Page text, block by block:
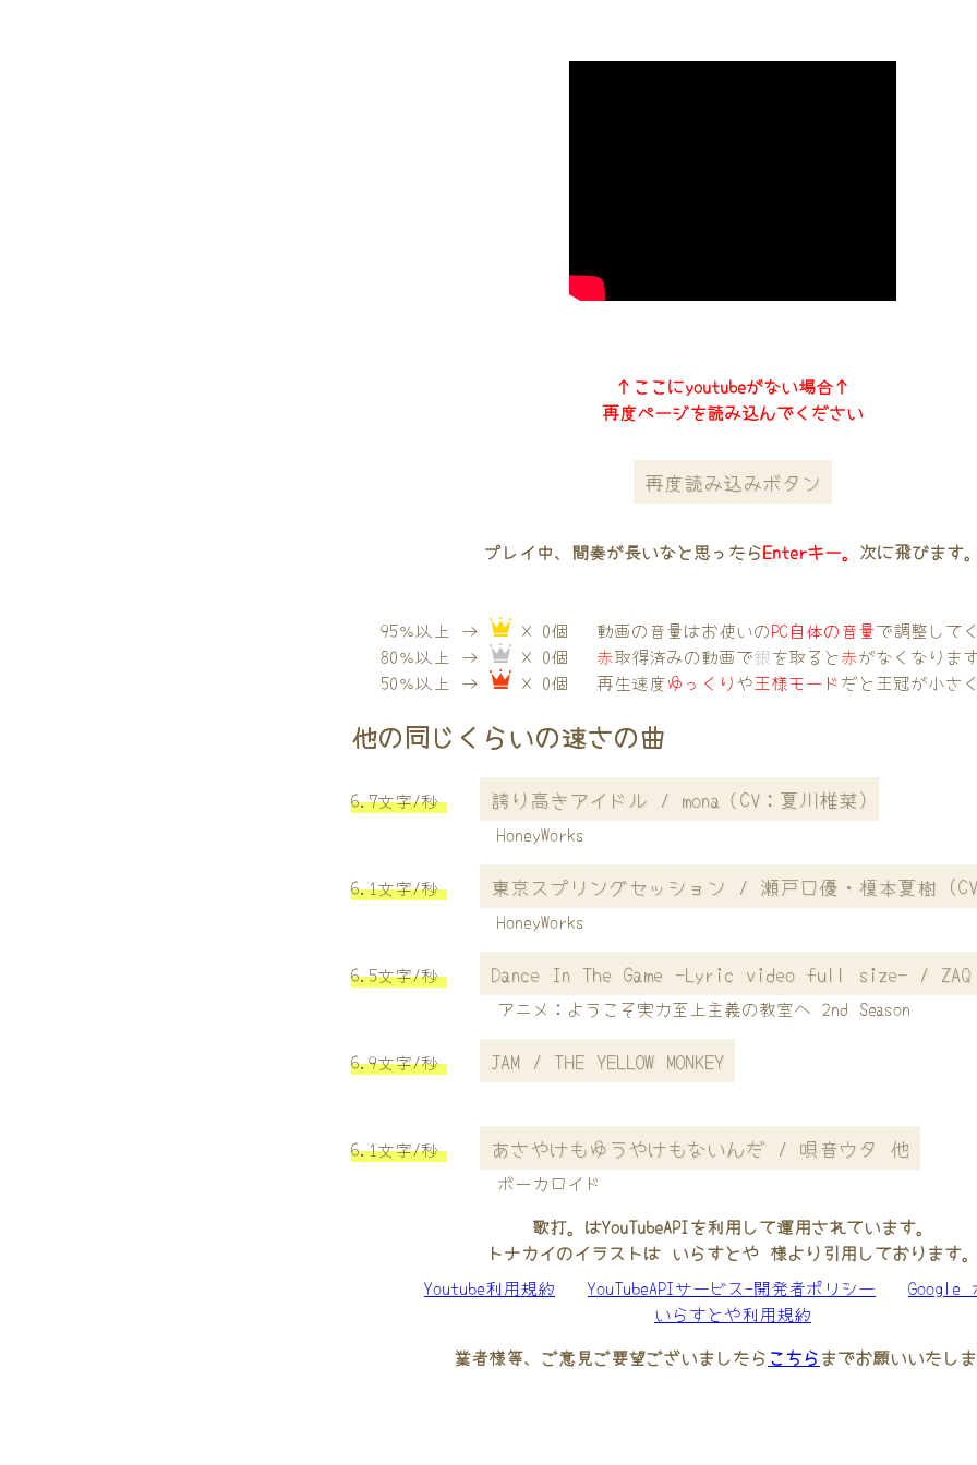
↑ここにyoutubeがない場合↑
再度ページを読み込んでください
再度読み込みボタン
プレイ中、間奏が長いなと思ったらEnterキー。 次に飛びます
95％以上 →
× 0個
80％以上 →
× 0個
50％以上 →
× 0個
動画の音量はお使いのPC自体の音量で調整して
赤取得済みの動画で銀を取ると赤がなくなりま
再生速度ゆっくりや王様モード だと王冠が小さ
他の同じくらいの速さの曲
6.7文字/秒 誇り高きアイドル / mona（CV：夏川椎菜)
HoneyWorks
6.1文字/秒 東京スプリングセッション / 瀬戸口優・榎本夏樹
HoneyWorks
6.5文字/秒 Dance In The Game -Lyric video full size- / ZAQ
アニメ：ようこそ実力至上主義の教室へ 2nd Season
6.9文字/秒 JAM / THE YELLOW MONKEY
6.1文字/秒 あさやけもゆうやけもないんだ / 唄音ウタ 他
ボーカロイド
歌打。はYouTubeAPIを利用して運用されています。
トナカイのイラストは いらすとや 様より引用しております
Youtube利用規約
YouTubeAPIサービス-開発者ポリシー
Google
いらすとや利用規約
業者様等、ご意見ご要望ございましたら こちらまでお願いいたし